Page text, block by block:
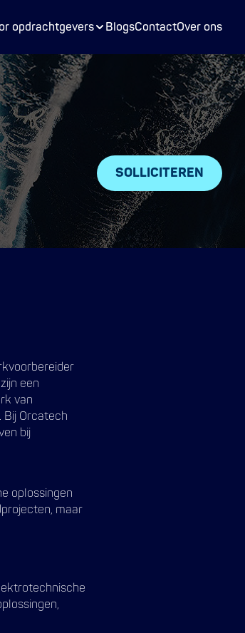
opdrachtgevers
Electrical Engineer inhuren
BlogsContactOver ons
SOLLICITEREN
een
van
Bij Orcatech
bij
oplossingen
maar